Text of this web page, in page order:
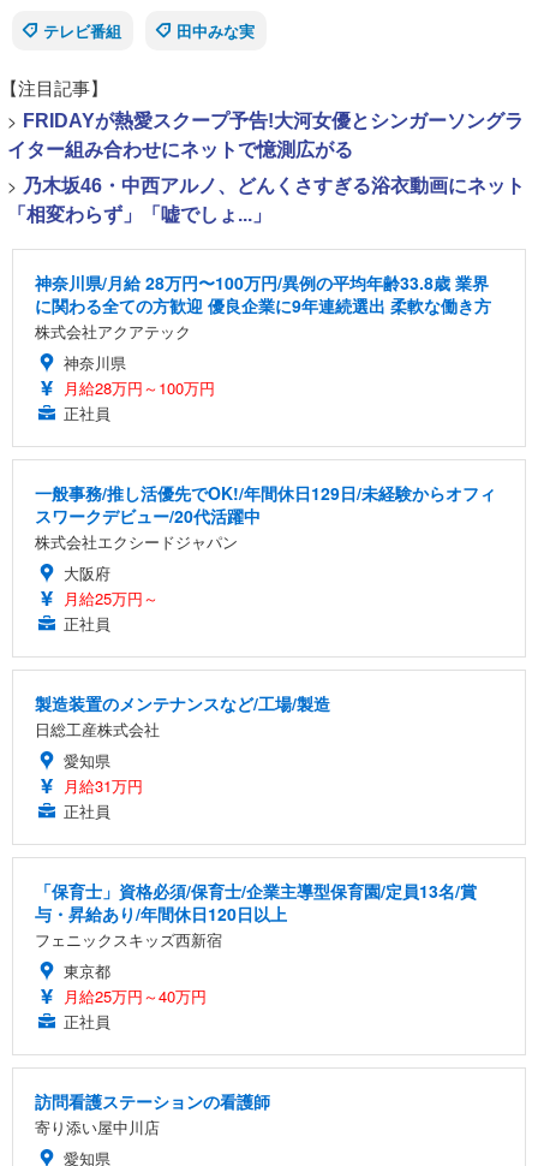
テレビ番組
田中みな実
【注目記事】
> FRIDAYが熱愛スクープ予告!大河女優とシンガーソングラ
イター組み合わせにネットで憶測広がる
> 乃木坂46・中西アルノ、どんくさすぎる浴衣動画にネット
「相変わらず」「嘘でしょ...」
神奈川県/月給 28万円〜100万円/異例の平均年齢33.8歳 業界
に関わる全ての方歓迎 優良企業に9年連続選出 柔軟な働き方
株式会社アクアテック
神奈川県
月給28万円～100万円
正社員
一般事務/推し活優先でOK!/年間休日129日/未経験からオフィ
スワークデビュー/20代活躍中
株式会社エクシードジャパン
大阪府
月給25万円～
正社員
製造装置のメンテナンスなど/工場/製造
日総工産株式会社
愛知県
月給31万円
正社員
「保育士」資格必須/保育士/企業主導型保育園/定員13名/賞
与・昇給あり/年間休日120日以上
フェニックスキッズ西新宿
東京都
月給25万円～40万円
正社員
訪問看護ステーションの看護師
寄り添い屋中川店
愛知県